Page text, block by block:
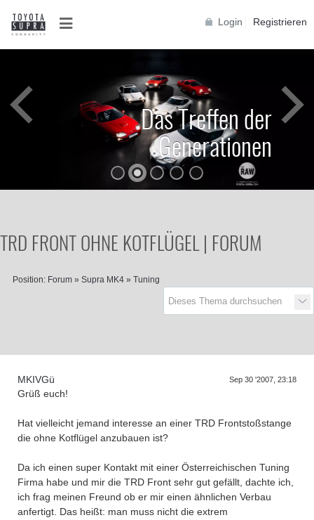
Login Registrieren
D
a
s
T
r
e
f
f
e
n
d
e
r
G
e
n
e
r
a
t
i
o
n
e
n
Das Treffen der
Generationen
TRD FRONT OHNE KOTFLÜGEL | FORUM
Position: Forum » Supra MK4 » Tuning
MKIVGü Sep 30 '2007, 23:18
Grüß euch!
Hat vielleicht jemand interesse an einer TRD Frontstoßstange
die ohne Kotflügel anzubauen ist?
Da ich einen super Kontakt mit einer Österreichischen Tuning
Firma habe und mir die TRD Front sehr gut gefällt, dachte ich,
ich frag meinen Freund ob er mir einen ähnlichen Verbau
anfertigt. Das heißt: man muss nicht die extrem